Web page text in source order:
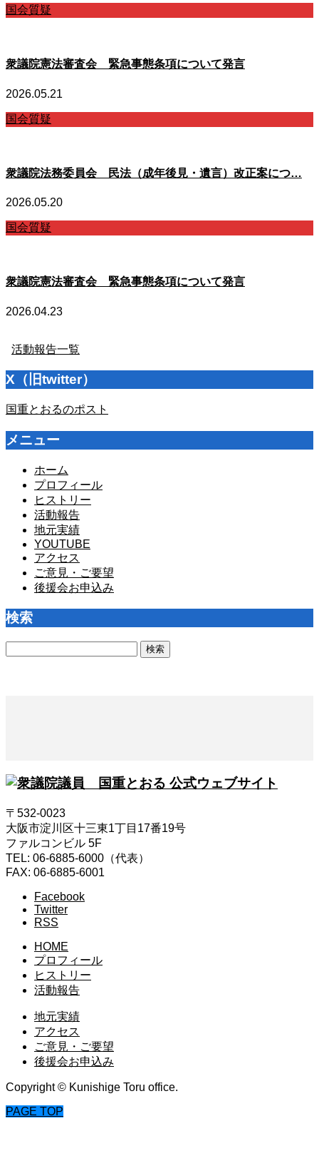
国会質疑
衆議院憲法審査会 緊急事態条項について発言
2026.05.21
国会質疑
衆議院法務委員会 民法（成年後見・遺言）改正案につ…
2026.05.20
国会質疑
衆議院憲法審査会 緊急事態条項について発言
2026.04.23
活動報告一覧
X（旧twitter）
国重とおるのポスト
メニュー
ホーム
プロフィール
ヒストリー
活動報告
地元実績
YOUTUBE
アクセス
ご意見・ご要望
後援会お申込み
検索
〒532-0023
大阪市淀川区十三東1丁目17番19号
ファルコンビル 5F
TEL: 06-6885-6000（代表）
FAX: 06-6885-6001
Facebook
Twitter
RSS
HOME
プロフィール
ヒストリー
活動報告
地元実績
アクセス
ご意見・ご要望
後援会お申込み
Copyright © Kunishige Toru office.
PAGE TOP